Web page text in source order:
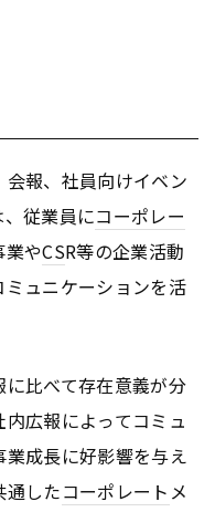
報、社員向けイベン
従業員にコーポレー
業やCSR等の企業活動
ュニケーションを活
比べて存在意義が分
広報によってコミュ
成長に好影響を与え
通したコーポレート メ